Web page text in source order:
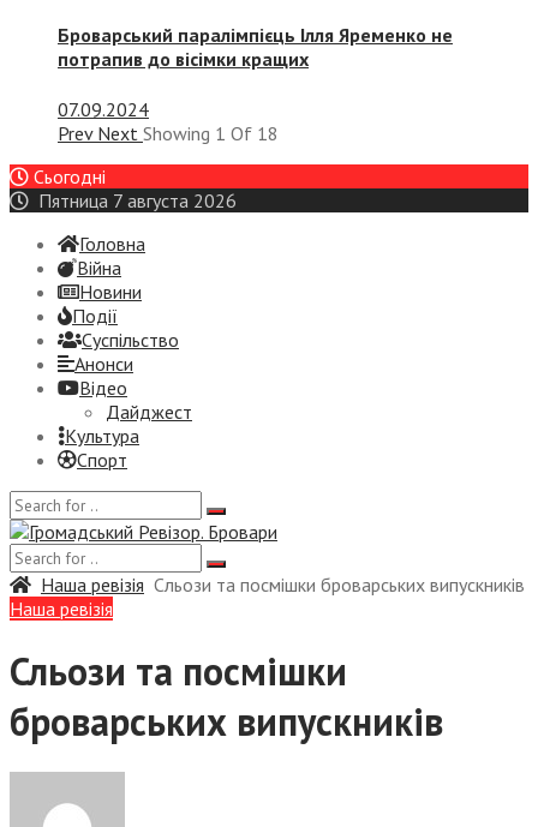
Броварський паралімпієць Ілля Яременко не
потрапив до вісімки кращих
07.09.2024
Prev Next Showing 1 Of 18
Сьогодні
Пятница 7 августа 2026
Головна
Війна
Новини
Події
Суспiльство
Анонси
Відео
Дайджест
Культура
Спорт
Наша ревізія Сльози та посмішки броварських випускників
Наша ревізія
Сльози та посмішки
броварських випускників